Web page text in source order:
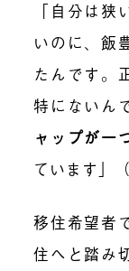
「自分は
いのに、飯
たんです。
特にないん
ャップが一
ています」
移住希望者
住へと踏み